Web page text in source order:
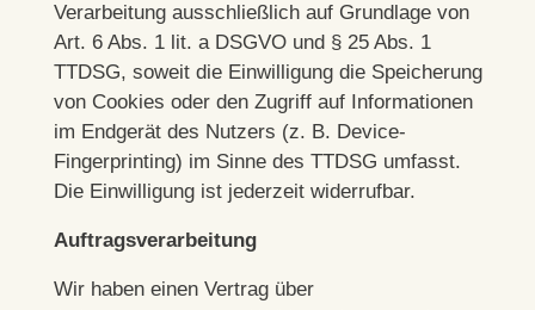
Verarbeitung ausschließlich auf Grundlage von
Art. 6 Abs. 1 lit. a DSGVO und § 25 Abs. 1
TTDSG, soweit die Einwilligung die Speicherung
von Cookies oder den Zugriff auf Informationen
im Endgerät des Nutzers (z. B. Device-
Fingerprinting) im Sinne des TTDSG umfasst.
Die Einwilligung ist jederzeit widerrufbar.
Auftragsverarbeitung
Wir haben einen Vertrag über